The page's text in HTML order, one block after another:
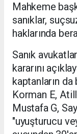
Mahkeme
sanıklar,
haklarında
Sanık
kararını
kaptanların
Korman E,
Mustafa G,
"uyuşturucu